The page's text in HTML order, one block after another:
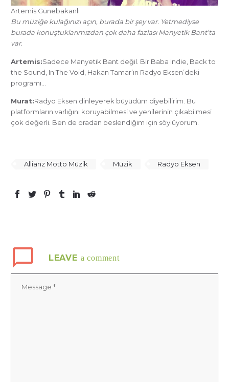
Artemis Günebakanlı
Bu müziğe kulağınızı açın, burada bir şey var. Yetmediyse
burada konuştuklarımızdan çok daha fazlası Manyetik Bant’ta
var.
Artemis:Sadece Manyetik Bant değil. Bir Baba Indie, Back to
the Sound, In The Void, Hakan Tamar’ın Radyo Eksen’deki
programı…
Murat:Radyo Eksen dinleyerek büyüdüm diyebilirim. Bu
platformların varlığını koruyabilmesi ve yenilerinin çıkabilmesi
çok değerli. Ben de oradan beslendiğim için söylüyorum.
Allianz Motto Müzik Müzik Radyo Eksen
LEAVE a comment